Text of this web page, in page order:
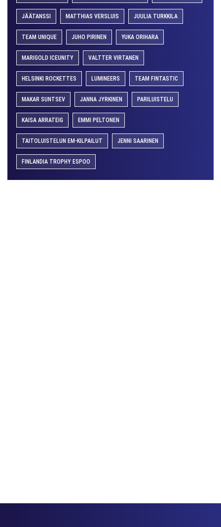
JÄÄTANSSI MATTHIAS VERSLUIS JUULIA TURKKILA
TEAM UNIQUE JUHO PIRINEN YUKA ORIHARA
MARIGOLD ICEUNITY VALTTER VIRTANEN
HELSINKI ROCKETTES LUMINEERS TEAM FINTASTIC
MAKAR SUNTSEV JANNA JYRKINEN PARILUISTELU
KAISA ARRATEIG EMMI PELTONEN
TAITOLUISTELUN EM-KILPAILUT JENNI SAARINEN
FINLANDIA TROPHY ESPOO